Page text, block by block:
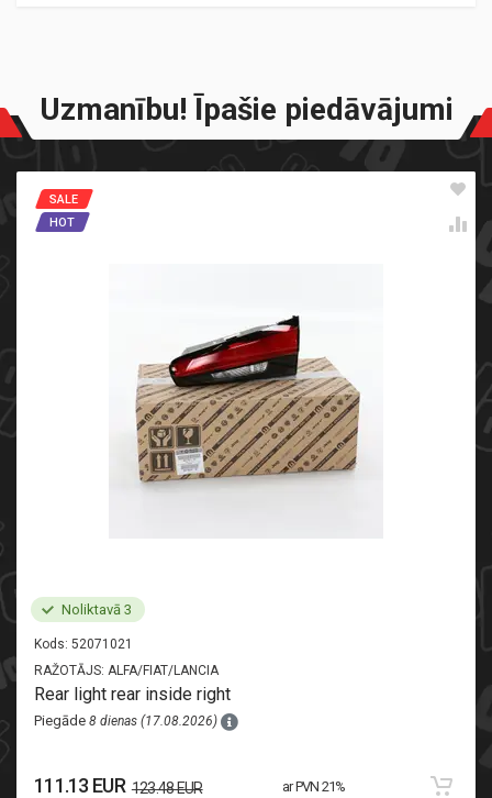
Uzmanību! Īpašie piedāvājumi
Noliktavā 3
Kods: 52071021
RAŽOTĀJS: ALFA/FIAT/LANCIA
SALE
HOT
Rear light rear inside right
Piegāde 8 dienas (17.08.2026)
111.13 EUR 123.48 EUR ar PVN 21%